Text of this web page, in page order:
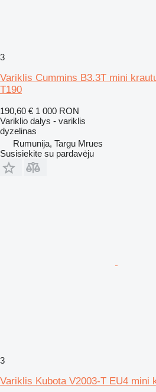
3
Variklis Cummins B3.3T mini
T190
190,60 € 1 000 RON
Variklio dalys - variklis
dyzelinas
Rumunija, Targu Mrues
Susisiekite su pardavėju
3
Variklis Kubota V2003-T EU4 mini